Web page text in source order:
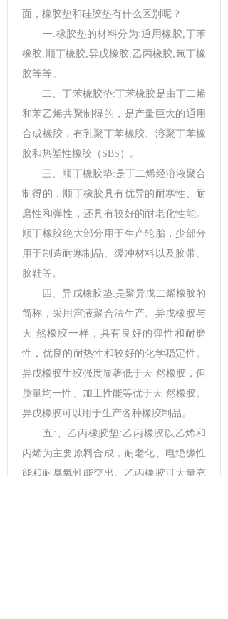
面，橡胶垫和硅胶垫有什么区别呢？
一.橡胶垫的材料分为:通用橡胶,丁苯
橡胶,顺丁橡胶,异戊橡胶,乙丙橡胶,氯丁橡
胶等等。
二、丁苯橡胶垫:丁苯橡胶是由丁二烯
和苯乙烯共聚制得的，是产量巨大的通用
合成橡胶，有乳聚丁苯橡胶、溶聚丁苯橡
胶和热塑性橡胶（SBS）。
三、顺丁橡胶垫:是丁二烯经溶液聚合
制得的，顺丁橡胶具有优异的耐寒性、耐
磨性和弹性，还具有较好的耐老化性能。
顺丁橡胶绝大部分用于生产轮胎，少部分
用于制造耐寒制品、缓冲材料以及胶带、
胶鞋等。
四、异戊橡胶垫:是聚异戊二烯橡胶的
简称，采用溶液聚合法生产。异戊橡胶与
天 然橡胶一样，具有良好的弹性和耐磨
性，优良的耐热性和较好的化学稳定性。
异戊橡胶生胶强度显著低于天 然橡胶，但
质量均一性、加工性能等优于天 然橡胶。
异戊橡胶可以用于生产各种橡胶制品。
五:、乙丙橡胶垫:乙丙橡胶以乙烯和
丙烯为主要原料合成，耐老化、电绝缘性
能和耐臭氧性能突出。乙丙橡胶可大量充